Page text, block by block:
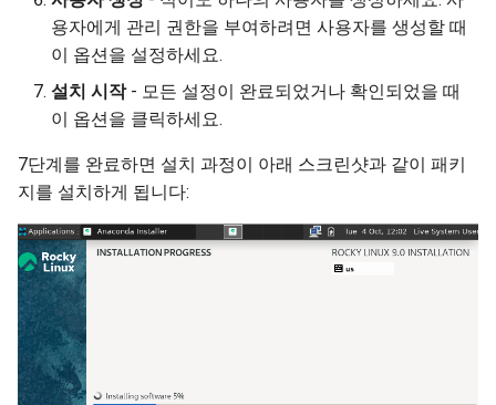
용자에게 관리 권한을 부여하려면 사용자를 생성할 때
이 옵션을 설정하세요.
설치 시작- 모든 설정이 완료되었거나 확인되었을 때
이 옵션을 클릭하세요.
7단계를 완료하면 설치 과정이 아래 스크린샷과 같이 패키
지를 설치하게 됩니다: